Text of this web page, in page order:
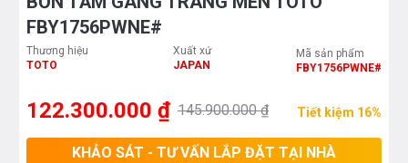
FBY1756PWNE#
Thương hiệu
TOTO
Xuất xứ
JAPAN
Mã sản phẩm
FBY1756PWNE#
122.300.000 ₫ 145.900.000 ₫ Tiết kiệm 16%
KHẢO SÁT - TƯ VẤN LẮP ĐẶT TẠI NHÀ